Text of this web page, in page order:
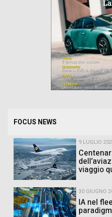
FOCUS NEWS
9 LUGLIO
viaggio
30 GIUGNO
IA nel